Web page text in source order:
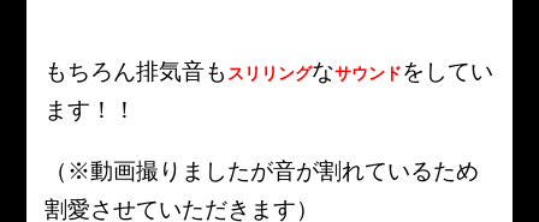
もちろん排気音も スリリングなサウンドをしてい
ます！！
（※動画撮りましたが音が割れているため
割愛させていただきます）